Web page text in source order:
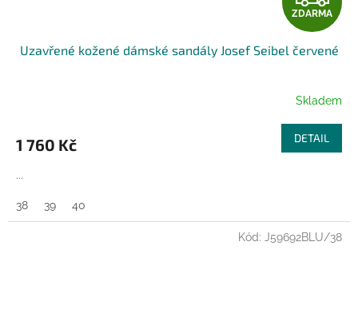
D
A
R
M
A
ZDARMA
Uzavřené kožené dámské sandály Josef Seibel červené
Skladem
1 760 Kč DETAIL
...
38 39 40
Kód: J59692BLU/38